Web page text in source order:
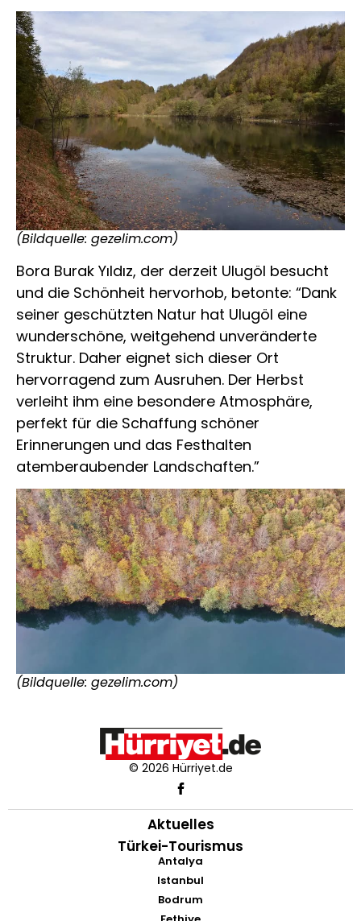
(Bildquelle: gezelim.com)
Bora Burak Yıldız, der derzeit Ulugöl besucht
und die Schönheit hervorhob, betonte: “Dank
seiner geschützten Natur hat Ulugöl eine
wunderschöne, weitgehend unveränderte
Struktur. Daher eignet sich dieser Ort
hervorragend zum Ausruhen. Der Herbst
verleiht ihm eine besondere Atmosphäre,
perfekt für die Schaffung schöner
Erinnerungen und das Festhalten
atemberaubender Landschaften.”
(Bildquelle: gezelim.com)
© 2026 Hürriyet.de
Aktuelles
Türkei-Tourismus
Antalya
Istanbul
Bodrum